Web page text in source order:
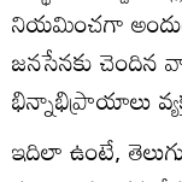
నియమించగా
జనసేనకు చెందిన
భిన్నాభిప్రాయాలు
ఇదిలా ఉంటే,